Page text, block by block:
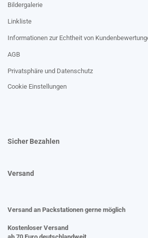
Bildergalerie
Linkliste
Informationen zur Echtheit von
AGB
Privatsphäre und Datenschutz
Cookie Einstellungen
Sicher Bezahlen
Versand
Versand an Packstationen gerne möglich
Kostenloser Versand